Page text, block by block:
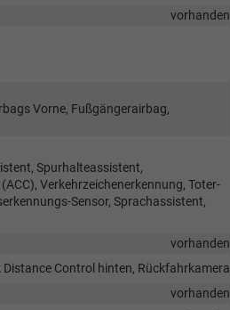
vorhanden
Vorne, Fußgängerairbag,
Spurhalteassistent,
Verkehrzeichenerkennung, Toter-
Sensor, Sprachassistent,
vorhanden
Control hinten, Rückfahrkamera
vorhanden